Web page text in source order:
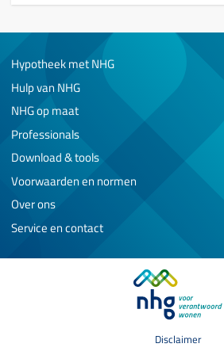
Hypotheek met NHG
Hulp van NHG
NHG op maat
Professionals
Download & tools
Voorwaarden en normen
Over ons
Service en contact
Disclaimer